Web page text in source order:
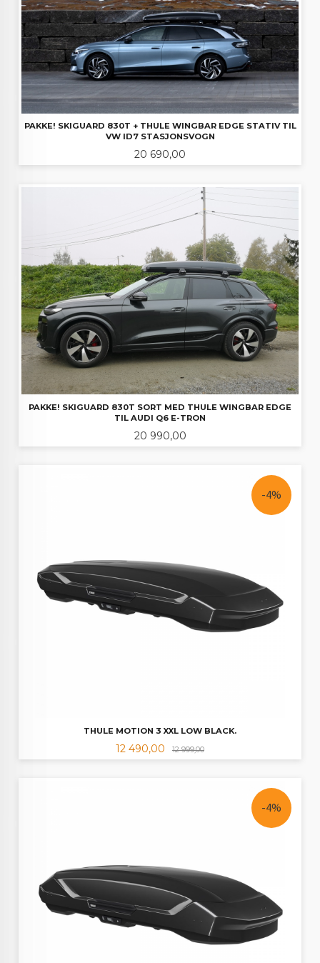
PAKKE! SKIGUARD 830T + THULE WINGBAR EDGE STATIV TIL
VW ID7 STASJONSVOGN
Pris
20 690,00
PAKKE! SKIGUARD 830T SORT MED THULE WINGBAR EDGE
TIL AUDI Q6 E-TRON
Pris
20 990,00
THULE MOTION 3 XXL LOW BLACK.
Tilbud
12 490,00 12 999,00Rabatt
-4%
-4%